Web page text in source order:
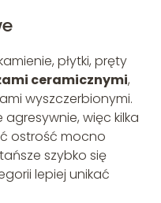
płytki, pręty
ceramicznymi,
wyszczerbionymi.
więc kilka
ostrość mocno
szybko się
lepiej unikać